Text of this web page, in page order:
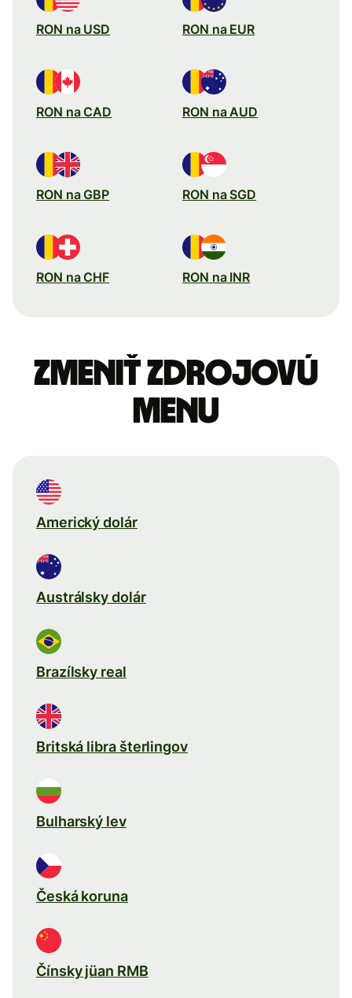
RON na USD RON na EUR
RON na CAD RON na AUD
RON na GBP RON na SGD
RON na CHF RON na INR
Zmeniť zdrojovú
menu
Americký dolár
Austrálsky dolár
Brazílsky real
Britská libra šterlingov
Bulharský lev
Česká koruna
Čínsky jüan RMB